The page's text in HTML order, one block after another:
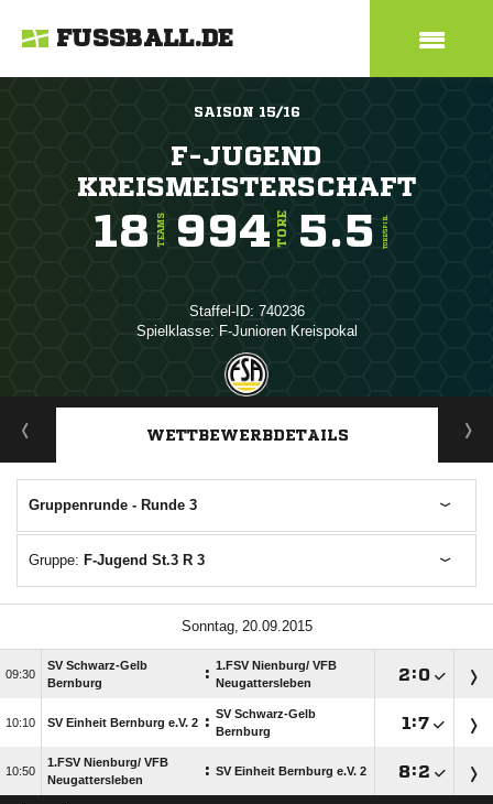
FUSSBALL.DE
SAISON 15/16
F-JUGEND
KREISMEISTERSCHAFT
18 TEAMS 994 TORE 5.5 TORE/SPIEL
Staffel-ID: 740236
Spielklasse: F-Junioren Kreispokal
ANZEIGE
WETTBEWERBDETAILS
Gruppenrunde - Runde 3
Gruppe: F-Jugend St.3 R 3
 

SV Schwarz-Gelb
Bernburg
: 1.FSV Nienburg/​ VFB
Neugattersleben
:
 SV Einheit Bernburg e.V. 2 : SV Schwarz-Gelb
Bernburg
 :

1.FSV Nienburg/​ VFB
Neugattersleben
: SV Einheit Bernburg e.V. 2 :